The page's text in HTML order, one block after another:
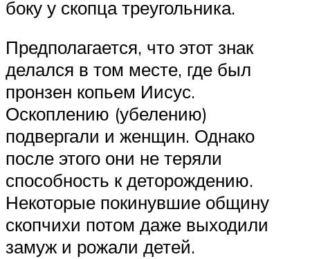
боку у скопца треугольника.
Предполагается, что этот знак
делался в том месте, где был
пронзен копьем Иисус.
Оскоплению (убелению)
подвергали и женщин. Однако
после этого они не теряли
способность к деторождению.
Некоторые покинувшие общину
скопчихи потом даже выходили
замуж и рожали детей.